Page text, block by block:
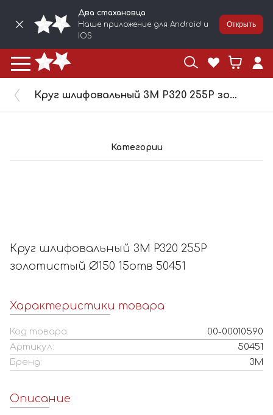
Два стахановца
Наше приложение для Android и
IOS
Открыть
Круг шлифовальный 3M Р320 255P золотистый Ø150 15отв 50451
Категории
Круг шлифовальный 3M Р320 255P
золотистый Ø150 15отв 50451
Характеристики товара
Код товара:
00-00010590
Артикул:
50451
Бренд:
3M
Описание